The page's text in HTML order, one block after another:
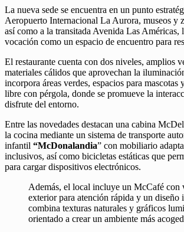
La nueva sede se encuentra en un punto
Aeropuerto Internacional La Aurora, museos y
así como a la transitada Avenida Las Américas,
vocación como un espacio de encuentro para
El restaurante cuenta con dos niveles, amplios
materiales cálidos que aprovechan la
incorpora áreas verdes, espacios para mascotas
libre con pérgola, donde se promueve la
disfrute del entorno.
Entre las novedades destacan una cabina
la cocina mediante un sistema de transporte
infantil “McDonalandia” con mobiliario
inclusivos, así como bicicletas estáticas que
para cargar dispositivos electrónicos.
Además, el local incluye un McCafé con
exterior para atención rápida y un diseño
combina texturas naturales y gráficos
orientado a crear un ambiente más